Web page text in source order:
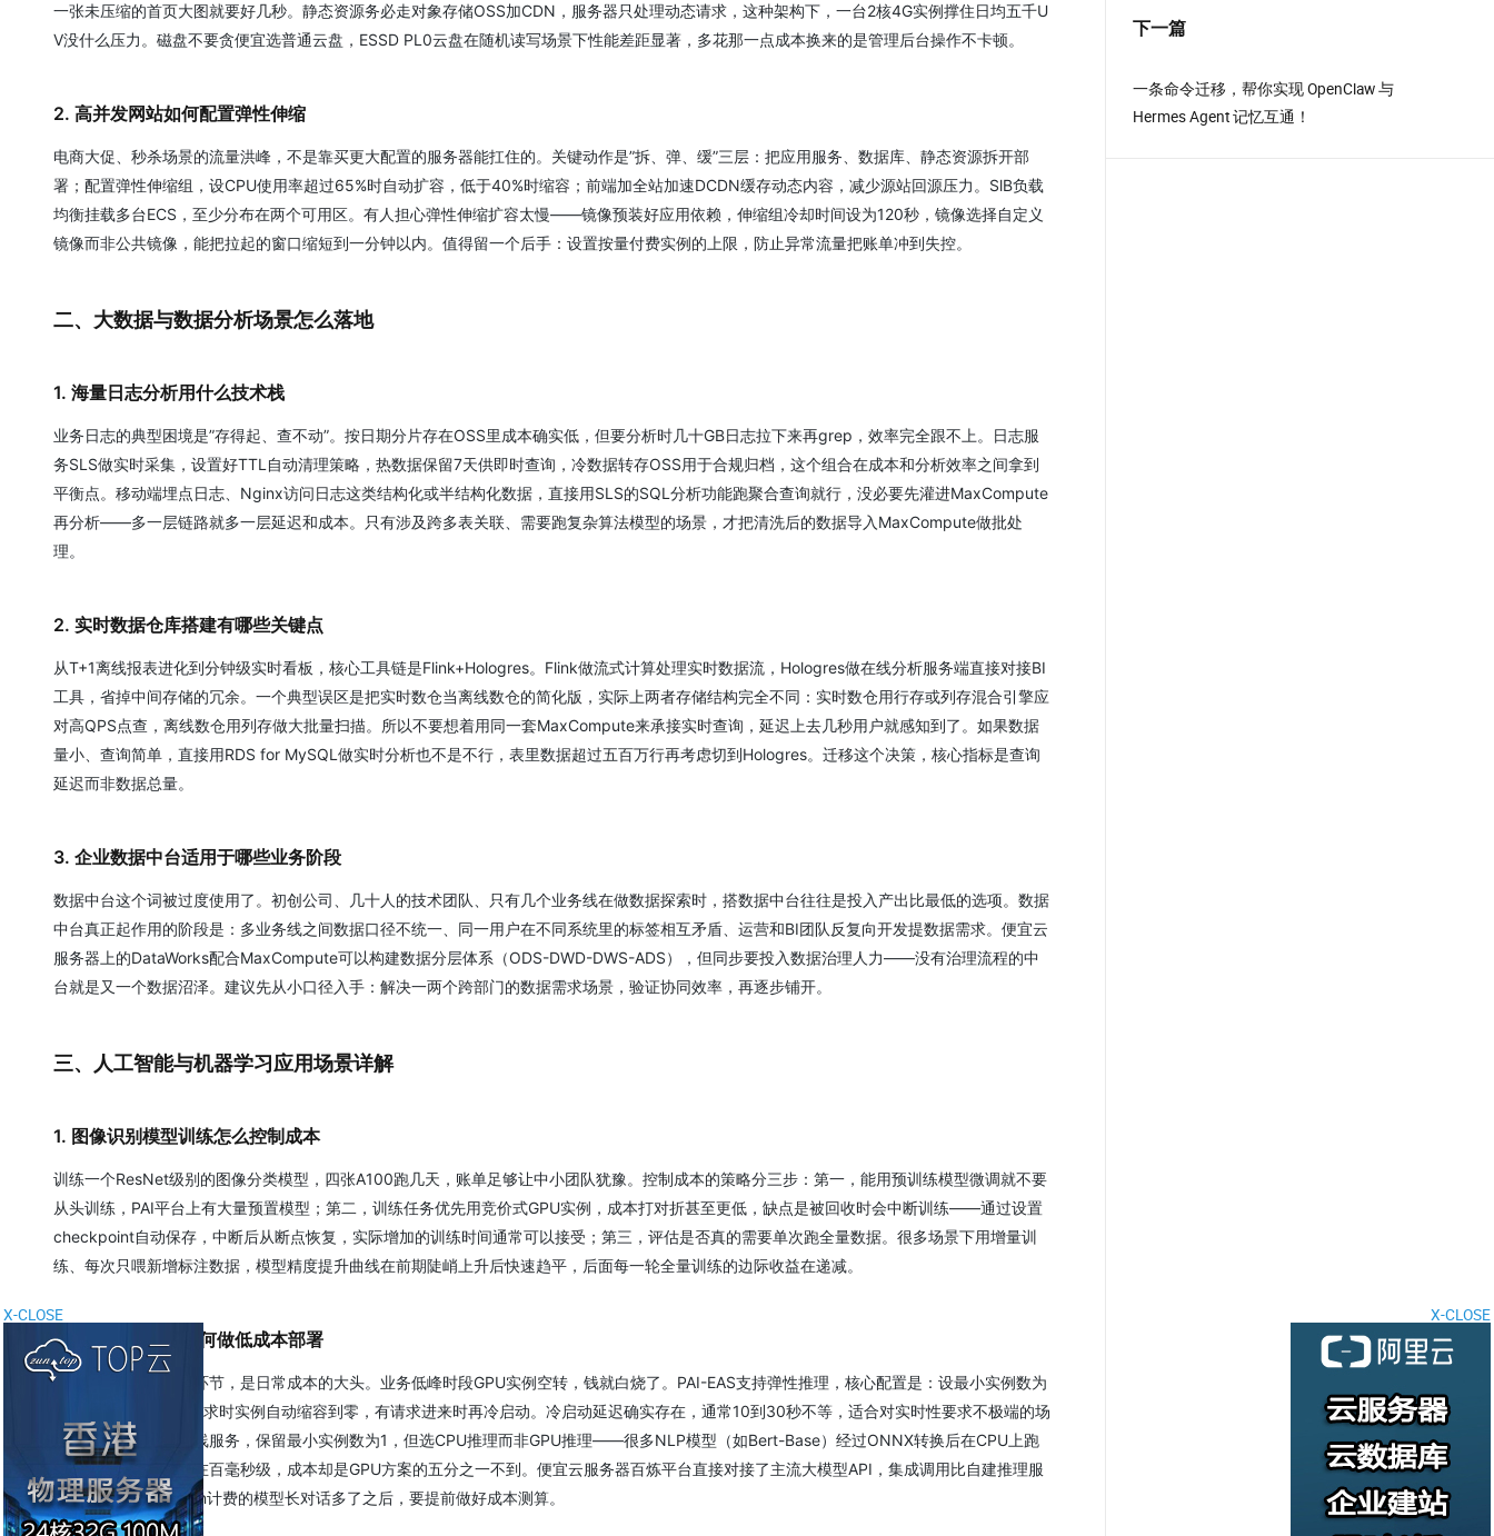
X-CLOSE
X-CLOSE
一张未压缩的首页大图就要好几秒。静态资源务必走对象存储OSS加CDN，服务器只处理动态请求，这种架构下，一台2核4G实例撑住日均五千U
V没什么压力。磁盘不要贪便宜选普通云盘，ESSD PL0云盘在随机读写场景下性能差距显著，多花那一点成本换来的是管理后台操作不卡顿。
2. 高并发网站如何配置弹性伸缩
电商大促、秒杀场景的流量洪峰，不是靠买更大配置的服务器能扛住的。关键动作是”拆、弹、缓”三层：把应用服务、数据库、静态资源拆开部
署；配置弹性伸缩组，设CPU使用率超过65%时自动扩容，低于40%时缩容；前端加全站加速DCDN缓存动态内容，减少源站回源压力。SlB负载
均衡挂载多台ECS，至少分布在两个可用区。有人担心弹性伸缩扩容太慢——镜像预装好应用依赖，伸缩组冷却时间设为120秒，镜像选择自定义
镜像而非公共镜像，能把拉起的窗口缩短到一分钟以内。值得留一个后手：设置按量付费实例的上限，防止异常流量把账单冲到失控。
二、大数据与数据分析场景怎么落地
1. 海量日志分析用什么技术栈
业务日志的典型困境是”存得起、查不动”。按日期分片存在OSS里成本确实低，但要分析时几十GB日志拉下来再grep，效率完全跟不上。日志服
务SLS做实时采集，设置好TTL自动清理策略，热数据保留7天供即时查询，冷数据转存OSS用于合规归档，这个组合在成本和分析效率之间拿到
平衡点。移动端埋点日志、Nginx访问日志这类结构化或半结构化数据，直接用SLS的SQL分析功能跑聚合查询就行，没必要先灌进MaxCompute
再分析——多一层链路就多一层延迟和成本。只有涉及跨多表关联、需要跑复杂算法模型的场景，才把清洗后的数据导入MaxCompute做批处
理。
2. 实时数据仓库搭建有哪些关键点
从T+1离线报表进化到分钟级实时看板，核心工具链是Flink+Hologres。Flink做流式计算处理实时数据流，Hologres做在线分析服务端直接对接BI
工具，省掉中间存储的冗余。一个典型误区是把实时数仓当离线数仓的简化版，实际上两者存储结构完全不同：实时数仓用行存或列存混合引擎应
对高QPS点查，离线数仓用列存做大批量扫描。所以不要想着用同一套MaxCompute来承接实时查询，延迟上去几秒用户就感知到了。如果数据
量小、查询简单，直接用RDS for MySQL做实时分析也不是不行，表里数据超过五百万行再考虑切到Hologres。迁移这个决策，核心指标是查询
延迟而非数据总量。
3. 企业数据中台适用于哪些业务阶段
数据中台这个词被过度使用了。初创公司、几十人的技术团队、只有几个业务线在做数据探索时，搭数据中台往往是投入产出比最低的选项。数据
中台真正起作用的阶段是：多业务线之间数据口径不统一、同一用户在不同系统里的标签相互矛盾、运营和BI团队反复向开发提数据需求。便宜云
服务器上的DataWorks配合MaxCompute可以构建数据分层体系（ODS-DWD-DWS-ADS），但同步要投入数据治理人力——没有治理流程的中
台就是又一个数据沼泽。建议先从小口径入手：解决一两个跨部门的数据需求场景，验证协同效率，再逐步铺开。
三、人工智能与机器学习应用场景详解
1. 图像识别模型训练怎么控制成本
训练一个ResNet级别的图像分类模型，四张A100跑几天，账单足够让中小团队犹豫。控制成本的策略分三步：第一，能用预训练模型微调就不要
从头训练，PAI平台上有大量预置模型；第二，训练任务优先用竞价式GPU实例，成本打对折甚至更低，缺点是被回收时会中断训练——通过设置
checkpoint自动保存，中断后从断点恢复，实际增加的训练时间通常可以接受；第三，评估是否真的需要单次跑全量数据。很多场景下用增量训
练、每次只喂新增标注数据，模型精度提升曲线在前期陡峭上升后快速趋平，后面每一轮全量训练的边际收益在递减。
2. 在线推理服务如何做低成本部署
模型训完之后的推理环节，是日常成本的大头。业务低峰时段GPU实例空转，钱就白烧了。PAI-EAS支持弹性推理，核心配置是：设最小实例数为
0，当一段时间没有请求时实例自动缩容到零，有请求进来时再冷启动。冷启动延迟确实存在，通常10到30秒不等，适合对实时性要求不极端的场
景。对延迟敏感的在线服务，保留最小实例数为1，但选CPU推理而非GPU推理——很多NLP模型（如Bert-Base）经过ONNX转换后在CPU上跑
推理，单条响应仍然在百毫秒级，成本却是GPU方案的五分之一不到。便宜云服务器百炼平台直接对接了主流大模型API，集成调用比自建推理服
务省运维，但按Token计费的模型长对话多了之后，要提前做好成本测算。
下一篇
一条命令迁移，帮你实现 OpenClaw 与
Hermes Agent 记忆互通！